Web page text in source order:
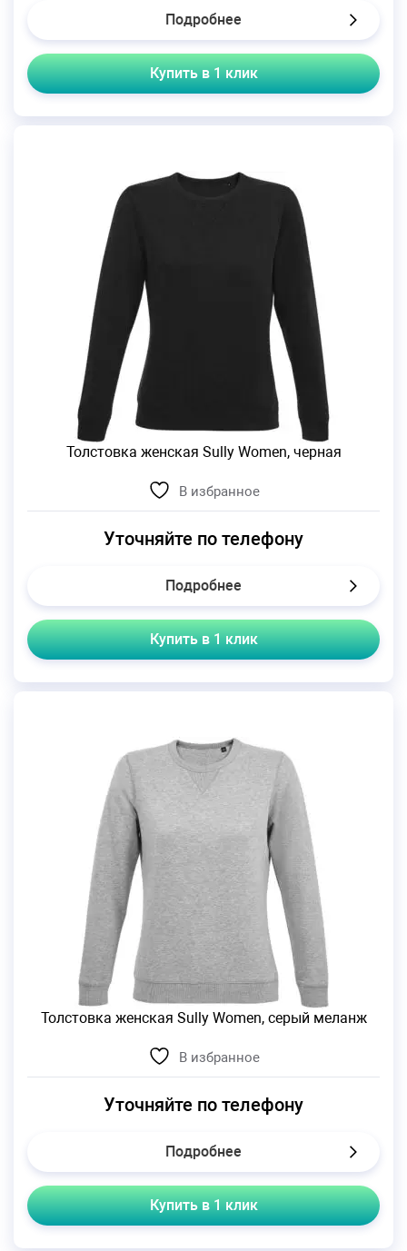
Подробнее
Купить в 1 клик
Толстовка женская Sully Women, черная
В избранное
Уточняйте по телефону
Подробнее
Купить в 1 клик
Толстовка женская Sully Women, серый меланж
В избранное
Уточняйте по телефону
Подробнее
Купить в 1 клик